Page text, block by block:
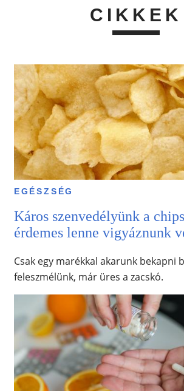
CIKKEK
EGÉSZSÉG
Káros szenvedélyünk a
érdemes lenne vigyáznunk
Csak egy marékkal akarunk bekapni
feleszmélünk, már üres a zacskó.